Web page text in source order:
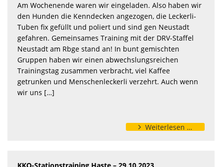
Am Wochenende waren wir eingeladen. Also haben wir
den Hunden die Kenndecken angezogen, die Leckerli-
Tuben fix gefüllt und poliert und sind gen Neustadt
gefahren. Gemeinsames Training mit der DRV-Staffel
Neustadt am Rbge stand an! In bunt gemischten
Gruppen haben wir einen abwechslungsreichen
Trainingstag zusammen verbracht, viel Kaffee
getrunken und Menschenleckerli verzehrt. Auch wenn
wir uns […]
Weiterlesen …